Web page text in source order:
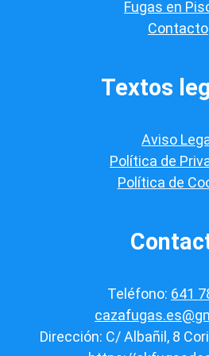
Fugas en
Contacto
Textos
Aviso
Política de
Política de
Teléfono: 641
Dirección: C/ Albañil, 8